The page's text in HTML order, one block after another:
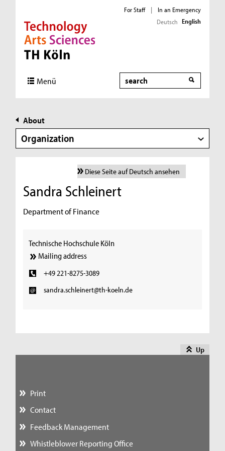
Direkt zur Hauptnavigation
Direkt zur Subnavigation
Direkt zum Inhalt
Direkt zum Fußbereich
For Staff |
In an Emergency
Deutsch English
Menü Search
About
Organization
Diese Seite auf Deutsch ansehen
Sandra Schleinert
Department of Finance
Technische Hochschule Köln
Mailing address
+49 221-8275-3089
sandra.schleinert@th-koeln.de
Up
Print
Contact
Feedback Management
Whistleblower Reporting Office